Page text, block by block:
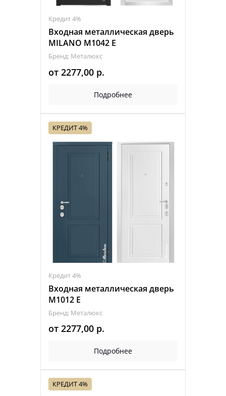
Кредит 4%
Входная металлическая дверь
MILANO M1042 Е
Бренд: Металюкс
от 2277,00 р.
Подробнее
КРЕДИТ 4%
Кредит 4%
Входная металлическая дверь
М1012 E
Бренд: Металюкс
от 2277,00 р.
Подробнее
КРЕДИТ 4%